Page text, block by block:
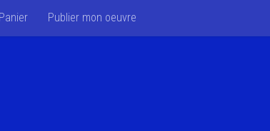
Panier Publier mon oeuvre